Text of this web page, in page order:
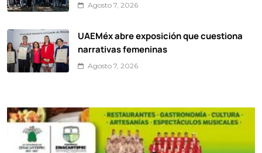
Agosto 7, 2026
UAEMéx abre exposición que cuestiona
narrativas femeninas
Agosto 7, 2026